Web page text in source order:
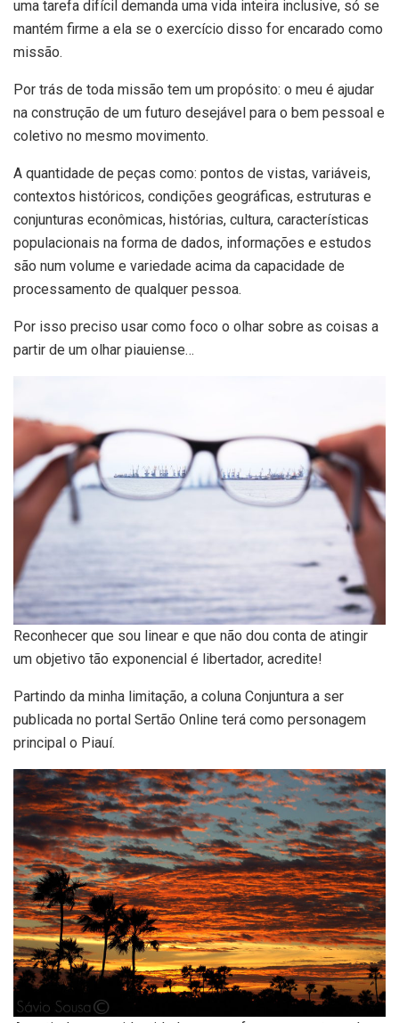
uma tarefa difícil demanda uma vida inteira inclusive, só se
mantém firme a ela se o exercício disso for encarado como
missão.
Por trás de toda missão tem um propósito: o meu é ajudar
na construção de um futuro desejável para o bem pessoal e
coletivo no mesmo movimento.
A quantidade de peças como: pontos de vistas, variáveis,
contextos históricos, condições geográficas, estruturas e
conjunturas econômicas, histórias, cultura, características
populacionais na forma de dados, informações e estudos
são num volume e variedade acima da capacidade de
processamento de qualquer pessoa.
Por isso preciso usar como foco o olhar sobre as coisas a
partir de um olhar piauiense…
Reconhecer que sou linear e que não dou conta de atingir
um objetivo tão exponencial é libertador, acredite!
Partindo da minha limitação, a coluna Conjuntura a ser
publicada no portal Sertão Online terá como personagem
principal o Piauí.